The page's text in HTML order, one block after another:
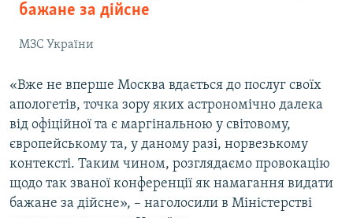
бажане за дійсне
МЗС України
«Вже не вперше Москва вдається до послуг своїх
апологетів, точка зору яких астрономічно далека
від офіційної та є маргінальною у світовому,
європейському та, у даному разі, норвезькому
контексті. Таким чином, розглядаємо провокацію
щодо так званої конференції як намагання видати
бажане за дійсне», – наголосили в Міністерстві